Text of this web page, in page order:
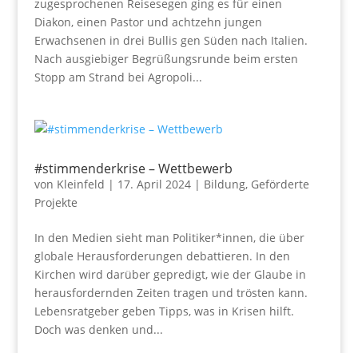
zugesprochenen Reisesegen ging es für einen
Diakon, einen Pastor und achtzehn jungen
Erwachsenen in drei Bullis gen Süden nach Italien.
Nach ausgiebiger Begrüßungsrunde beim ersten
Stopp am Strand bei Agropoli...
#stimmenderkrise – Wettbewerb
von Kleinfeld | 17. April 2024| Bildung, Geförderte
Projekte
In den Medien sieht man Politiker*innen, die über
globale Herausforderungen debattieren. In den
Kirchen wird darüber gepredigt, wie der Glaube in
herausfordernden Zeiten tragen und trösten kann.
Lebensratgeber geben Tipps, was in Krisen hilft.
Doch was denken und...